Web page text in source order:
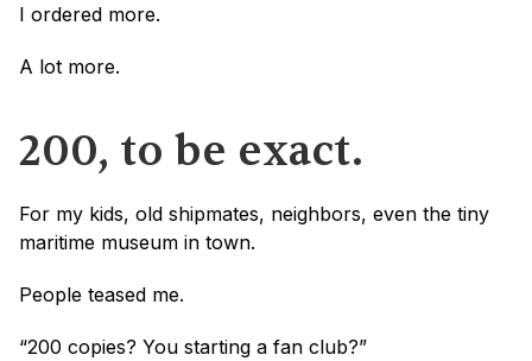
I ordered more.
A lot more.
200, to be exact.
For my kids, old shipmates, neighbors, even the tiny
maritime museum in town.
People teased me.
“200 copies? You starting a fan club?”